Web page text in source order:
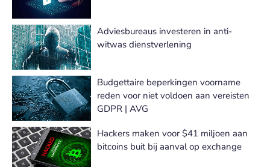
Adviesbureaus investeren in anti-
witwas dienstverlening
Budgettaire beperkingen voorname
reden voor niet voldoen aan vereisten
GDPR | AVG
Hackers maken voor $41 miljoen aan
bitcoins buit bij aanval op exchange